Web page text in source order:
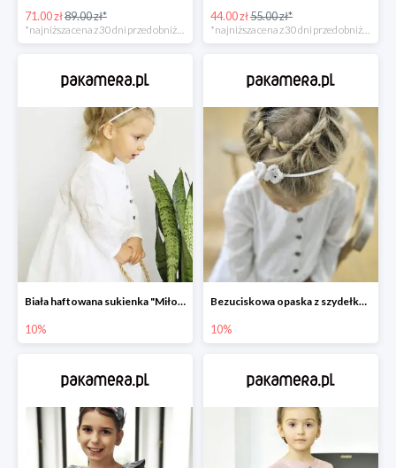
71.00 zł89.00 zł* 44.00 zł55.00 zł*
Biała haftowana sukienka "Miłość"
10%
Bezuciskowa opaska z szydełkowym motylkiem
10%